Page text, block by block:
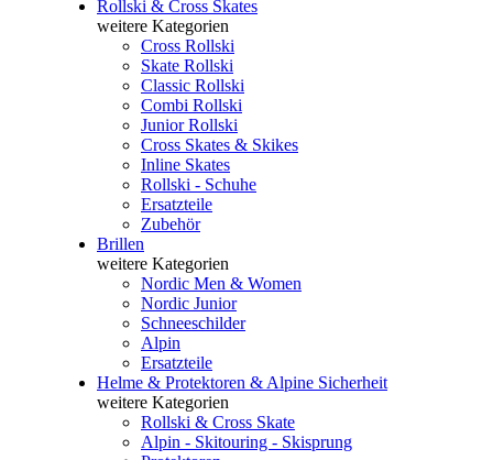
Rollski & Cross Skates
weitere Kategorien
Cross Rollski
Skate Rollski
Classic Rollski
Combi Rollski
Junior Rollski
Cross Skates & Skikes
Inline Skates
Rollski - Schuhe
Ersatzteile
Zubehör
Brillen
weitere Kategorien
Nordic Men & Women
Nordic Junior
Schneeschilder
Alpin
Ersatzteile
Helme & Protektoren & Alpine Sicherheit
weitere Kategorien
Rollski & Cross Skate
Alpin - Skitouring - Skisprung